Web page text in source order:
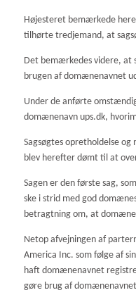
Højesteret bemærkede
tilhørte tredjemand, at
Det bemærkedes videre, at
brugen af domænenavnet
Under de anførte
domænenavn ups.dk,
Sagsøgtes opretholdelse
blev herefter dømt til at
Sagen er den første sag,
ske i strid med god
betragtning om, at
Netop afvejningen af
America Inc. som følge af
haft domænenavnet
gøre brug af